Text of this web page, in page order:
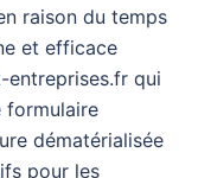
raison du temps
et efficace
qui
formulaire
dématérialisée
pour les